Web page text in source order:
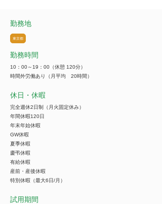
勤務地
東京都
勤務時間
10：00～19：00（休憩 120分）
時間外労働あり（月平均 20時間）
休日・休暇
完全週休2日制（月火固定休み）
年間休暇120日
年末年始休暇
GW休暇
夏季休暇
慶弔休暇
有給休暇
産前・産後休暇
特別休暇（最大6日/月）
試用期間